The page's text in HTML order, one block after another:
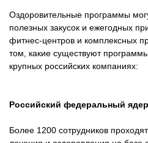
Оздоровительные программы
полезных закусок и ежегодных
фитнес-центров и комплексных
том, какие существуют
крупных российских компаниях:
Российский федеральный
Более 1200 сотрудников